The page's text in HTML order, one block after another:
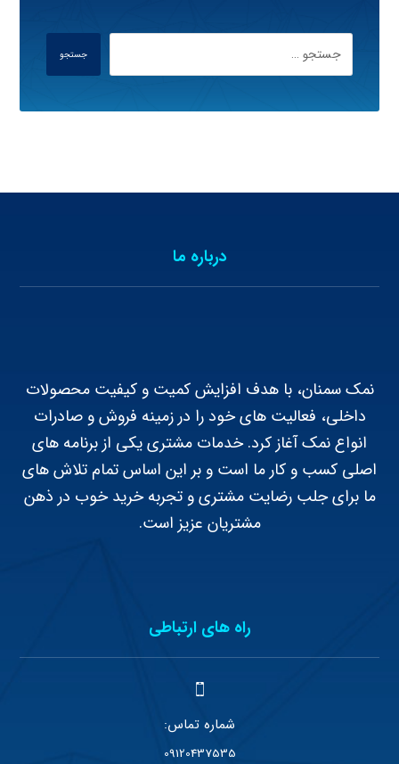
جستجو
درباره ما
نمک سمنان، با هدف افزایش کمیت و کیفیت محصولات
داخلی، فعالیت های خود را در زمینه فروش و صادرات
انواع نمک آغاز کرد. خدمات مشتری یکی از برنامه های
اصلی کسب و کار ما است و بر این اساس تمام تلاش های
ما برای جلب رضایت مشتری و تجربه خرید خوب در ذهن
مشتریان عزیز است.
راه های ارتباطی
شماره تماس:
09120437535